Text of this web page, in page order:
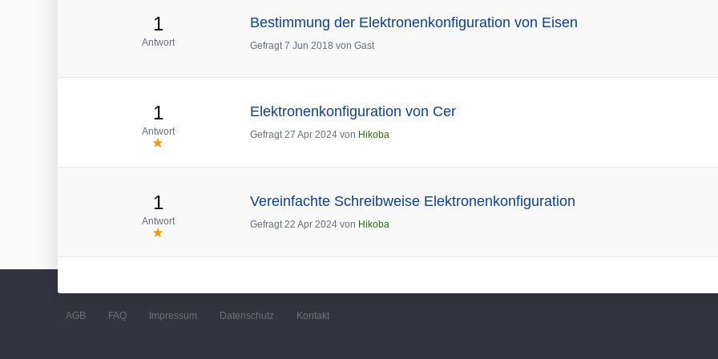
1
Antwort
Bestimmung der Elektronenkonfiguration von Eisen
Gefragt 7 Jun 2018 von Gast
1
Antwort
Elektronenkonfiguration von Cer
Gefragt 27 Apr 2024 von Hikoba
1
Antwort
Vereinfachte Schreibweise Elektronenkonfiguration
Gefragt 22 Apr 2024 von Hikoba
AGB FAQ Impressum Datenschutz Kontakt